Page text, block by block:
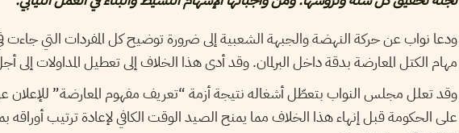
ودعا نواب عن حركة النهضة والجبهة الشعبية إلى ضرورة توضيح كل المفردات التي
مهام الكتل المعارضة بدقة داخل البرلمان. وقد أدى هذا الخلاف إلى تعطيل المداولات
وقد تعلل مجلس النواب بتعطّل أشغاله نتيجة أزمة “تعريف مفهوم المعارضة”
على الحكومة قبل إنهاء هذا الخلاف مما يمنح الصيد الوقت الكافي لإعادة ترتيب أوراقه